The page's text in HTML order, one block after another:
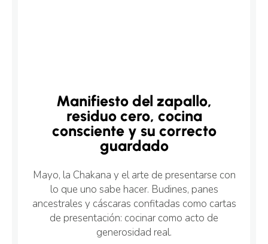
Manifiesto del zapallo,
residuo cero, cocina
consciente y su correcto
guardado
Mayo, la Chakana y el arte de presentarse con
lo que uno sabe hacer. Budines, panes
ancestrales y cáscaras confitadas como cartas
de presentación: cocinar como acto de
generosidad real.